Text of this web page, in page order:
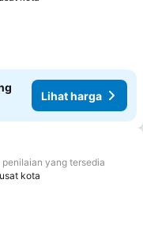
Lihat harga
ke favorit
yang tersedia
kota